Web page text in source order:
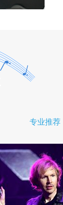
专业推荐